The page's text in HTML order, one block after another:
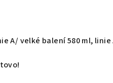
A/ velké balení 580 ml,